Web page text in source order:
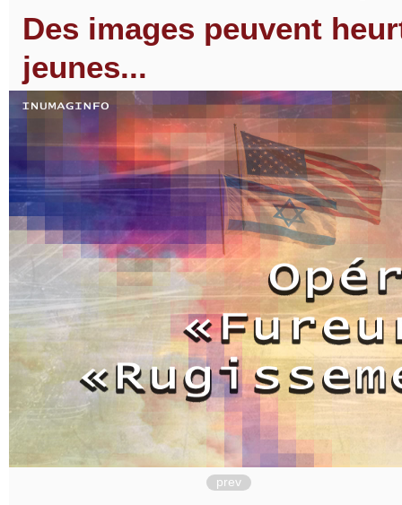
Des images peuvent
jeunes...
prev